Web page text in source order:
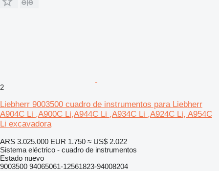
2
Liebherr 9003500 cuadro de instrumentos para Liebherr
A904C Li ,A900C Li,A944C Li ,A934C Li ,A924C Li, A954C
Li excavadora
ARS 3.025.000 EUR 1.750 ≈ US$ 2.022
Sistema eléctrico - cuadro de instrumentos
Estado nuevo
9003500 94065061-12561823-94008204